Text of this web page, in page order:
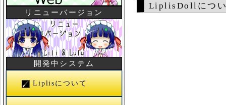
LiplisDollにつ
リニューバージョン
開発中システム
Liplisについて